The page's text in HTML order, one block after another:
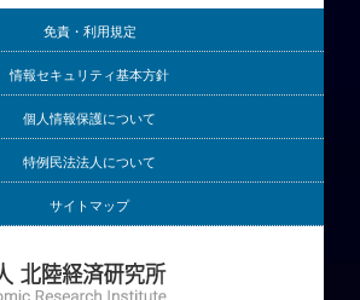
免責・利用規定
情報セキュリティ基本方針
個人情報保護について
特例民法法人について
サイトマップ